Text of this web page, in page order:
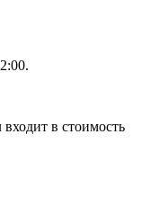
в стоимость